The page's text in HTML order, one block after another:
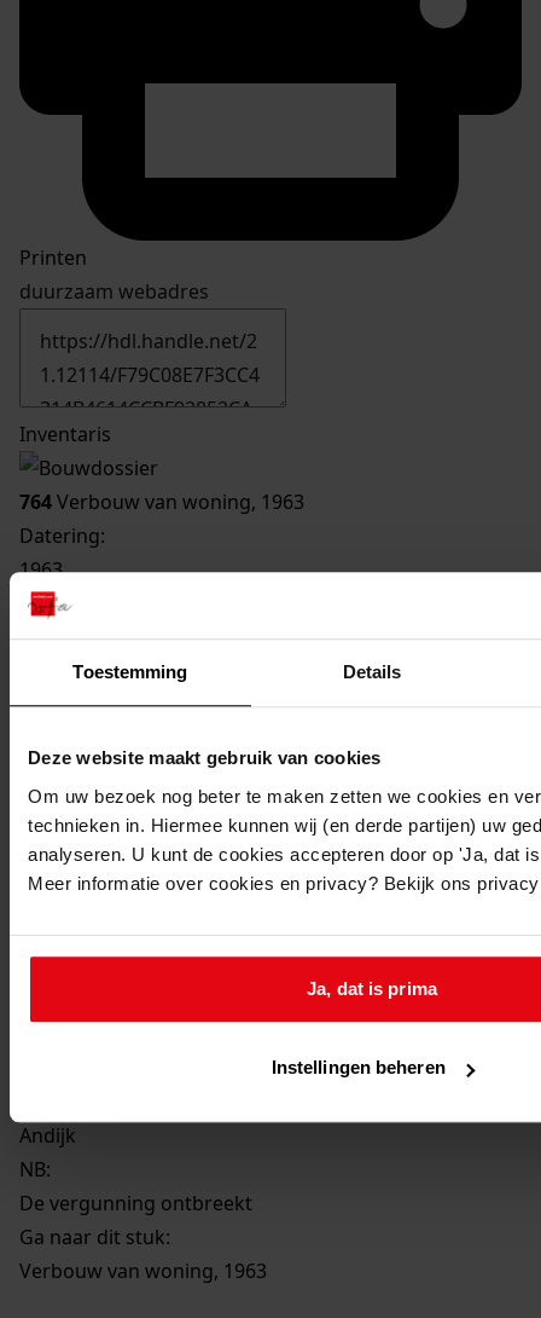
Toestemming Details
Deze website maakt gebruik van cookies
Om uw bezoek nog beter te maken zetten we cookies en
technieken in. Hiermee kunnen wij (en derde partijen) uw
analyseren. U kunt de cookies accepteren door op 'Ja, dat
Meer informatie over cookies en privacy? Bekijk ons
Ja, dat is prima
Instellingen beheren
Printen
duurzaam webadres
Inventaris
764Verbouw van woning, 1963
Datering:
1963
Beschrijving:
Verbouw van woning
Datum vergunning:
06-09-1963
Andijk, Geuzenbuurt 249
Nieuw adres:
Andijk
NB:
De vergunning ontbreekt
Ga naar dit stuk:
Verbouw van woning, 1963